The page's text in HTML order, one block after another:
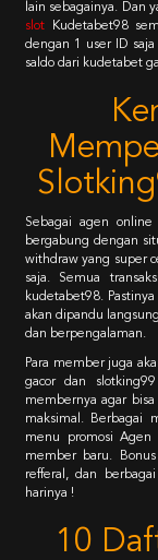
lain sebagainya. Dan
slot
Kudetabet98
dengan 1 user ID
saldo dari kudetabet
Sebagai agen online
bergabung dengan
withdraw yang super
saja. Semua
kudetabet98.
akan dipandu
dan berpengalaman.
Para member juga
gacor dan
membernya agar
maksimal. Berbagai
menu promosi Agen
member baru.
refferal, dan
harinya !
10